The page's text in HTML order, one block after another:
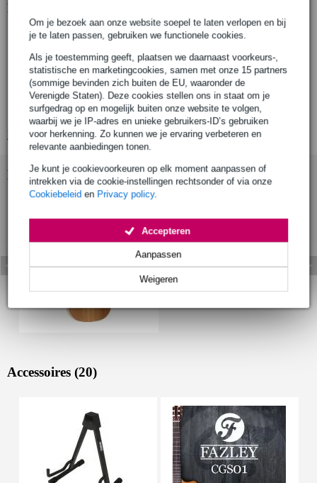
Om je bezoek aan onze website soepel te laten verlopen en bij
je te laten passen, gebruiken we functionele cookies.
Als je toestemming geeft, plaatsen we daarnaast voorkeurs-,
statistische en marketingcookies, samen met onze 15 partners
(sommige bevinden zich buiten de EU, waaronder de
Verenigde Staten). Deze cookies stellen ons in staat om je
surfgedrag op en mogelijk buiten onze website te volgen,
waarbij we je IP-adres en unieke gebruikers-ID’s gebruiken
voor herkenning. Zo kunnen we je ervaring verbeteren en
relevante aanbiedingen tonen.
Je kunt je cookievoorkeuren op elk moment aanpassen of
intrekken via de cookie-instellingen rechtsonder of via onze
Cookiebeleid en Privacy policy.
Weigeren
Aanpassen
Accepteren
Productinformatie
Juan Salvador klassieke gitaar
model: 1C
body
formaat: 4/4
bovenblad: massief ceder (solid cedar)
zij- en achterkant: niet gespecificeerd
Bekijk alle productspecificaties
Bekijk ook eens (1)
Accessoires (20)